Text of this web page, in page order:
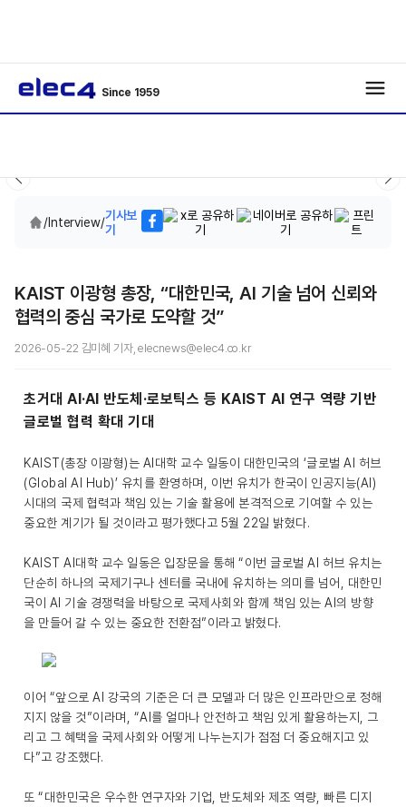
Since 1959
/Interview/기사보
기
KAIST 이광형 총장, “대한민국, AI 기술 넘어 신뢰와
협력의 중심 국가로 도약할 것”
2026-05-22 김미혜 기자, elecnews@elec4.co.kr
초거대 AI·AI 반도체·로보틱스 등 KAIST AI 연구 역량 기반
글로벌 협력 확대 기대
KAIST(총장 이광형)는 AI대학 교수 일동이 대한민국의 ‘글로벌 AI 허브
(Global AI Hub)’ 유치를 환영하며, 이번 유치가 한국이 인공지능(AI)
시대의 국제 협력과 책임 있는 기술 활용에 본격적으로 기여할 수 있는
중요한 계기가 될 것이라고 평가했다고 5월 22일 밝혔다.
KAIST AI대학 교수 일동은 입장문을 통해 “이번 글로벌 AI 허브 유치는
단순히 하나의 국제기구나 센터를 국내에 유치하는 의미를 넘어, 대한민
국이 AI 기술 경쟁력을 바탕으로 국제사회와 함께 책임 있는 AI의 방향
을 만들어 갈 수 있는 중요한 전환점”이라고 밝혔다.
이어 “앞으로 AI 강국의 기준은 더 큰 모델과 더 많은 인프라만으로 정해
지지 않을 것”이라며, “AI를 얼마나 안전하고 책임 있게 활용하는지, 그
리고 그 혜택을 국제사회와 어떻게 나누는지가 점점 더 중요해지고 있
다”고 강조했다.
또 “대한민국은 우수한 연구자와 기업, 반도체와 제조 역량, 빠른 디지